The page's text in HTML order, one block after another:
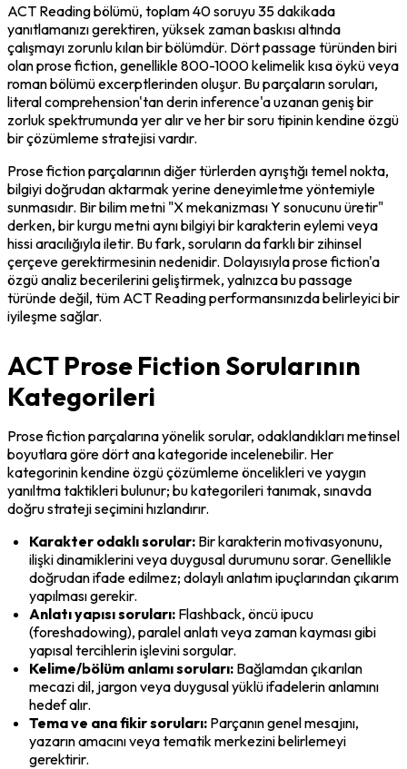
ACT Reading bölümü, toplam 40 soruyu 35 dakikada
yanıtlamanızı gerektiren, yüksek zaman baskısı altında
çalışmayı zorunlu kılan bir bölümdür. Dört passage türünden biri
olan prose fiction, genellikle 800-1000 kelimelik kısa öykü veya
roman bölümü excerptlerinden oluşur. Bu parçaların soruları,
literal comprehension'tan derin inference'a uzanan geniş bir
zorluk spektrumunda yer alır ve her bir soru tipinin kendine özgü
bir çözümleme stratejisi vardır.
Prose fiction parçalarının diğer türlerden ayrıştığı temel nokta,
bilgiyi doğrudan aktarmak yerine deneyimletme yöntemiyle
sunmasıdır. Bir bilim metni "X mekanizması Y sonucunu üretir"
derken, bir kurgu metni aynı bilgiyi bir karakterin eylemi veya
hissi aracılığıyla iletir. Bu fark, soruların da farklı bir zihinsel
çerçeve gerektirmesinin nedenidir. Dolayısıyla prose fiction'a
özgü analiz becerilerini geliştirmek, yalnızca bu passage
türünde değil, tüm ACT Reading performansınızda belirleyici bir
iyileşme sağlar.
ACT Prose Fiction Sorularının
Kategorileri
Prose fiction parçalarına yönelik sorular, odaklandıkları metinsel
boyutlara göre dört ana kategoride incelenebilir. Her
kategorinin kendine özgü çözümleme öncelikleri ve yaygın
yanıltma taktikleri bulunur; bu kategorileri tanımak, sınavda
doğru strateji seçimini hızlandırır.
Karakter odaklı sorular: Bir karakterin motivasyonunu,
ilişki dinamiklerini veya duygusal durumunu sorar. Genellikle
doğrudan ifade edilmez; dolaylı anlatım ipuçlarından çıkarım
yapılması gerekir.
Anlatı yapısı soruları: Flashback, öncü ipucu
(foreshadowing), paralel anlatı veya zaman kayması gibi
yapısal tercihlerin işlevini sorgular.
Kelime/bölüm anlamı soruları: Bağlamdan çıkarılan
mecazi dil, jargon veya duygusal yüklü ifadelerin anlamını
hedef alır.
Tema ve ana fikir soruları: Parçanın genel mesajını,
yazarın amacını veya tematik merkezini belirlemeyi
gerektirir.